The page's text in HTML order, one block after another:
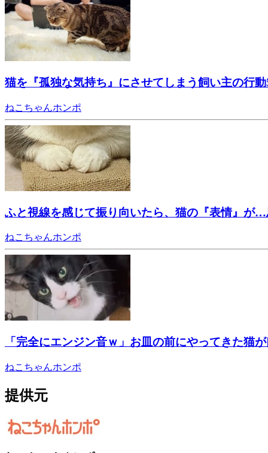
猫を『孤独な気持ち』にさせてしまう飼い主の行
ねこちゃんホンポ
ふと視線を感じて振り向いたら、猫の『表情』が
ねこちゃんホンポ
「完全にエンジン音ｗ」お皿の前にやってきた
ねこちゃんホンポ
提供元